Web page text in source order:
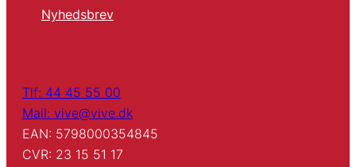
Nyhedsbrev
Tlf: 44 45 55 00
Mail: vive@vive.dk
EAN: 5798000354845
CVR: 23 15 51 17